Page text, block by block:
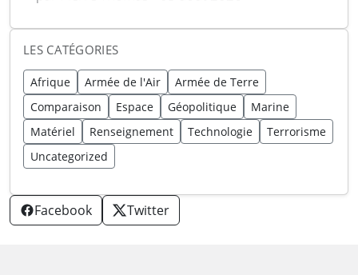
LES CATÉGORIES
Afrique Armée de l'Air
Armée de Terre
Comparaison
Espace Géopolitique
Marine
Matériel
Renseignement Technologie
Terrorisme
Uncategorized
Facebook Twitter